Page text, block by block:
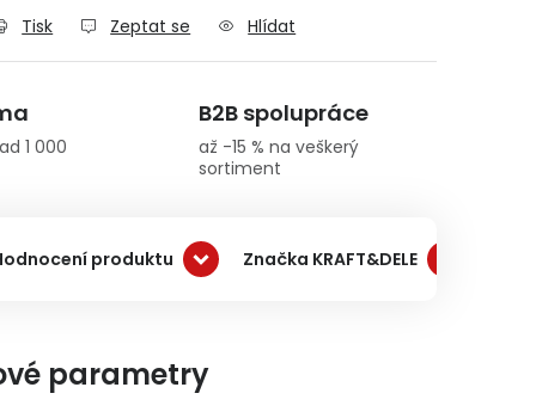
Tisk Zeptat se Hlídat
1 000
B2B spolupráce
až -15 % na veškerý
sortiment
produktu Značka KRAFT&DELE
parametry